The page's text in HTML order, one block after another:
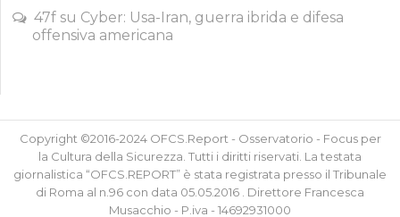
47f su Cyber: Usa-Iran, guerra ibrida e difesa
offensiva americana
Copyright ©2016-2024 OFCS.Report - Osservatorio - Focus per
la Cultura della Sicurezza. Tutti i diritti riservati. La testata
giornalistica “OFCS.REPORT” è stata registrata presso il Tribunale
di Roma al n.96 con data 05.05.2016 . Direttore Francesca
Musacchio - P.iva - 14692931000